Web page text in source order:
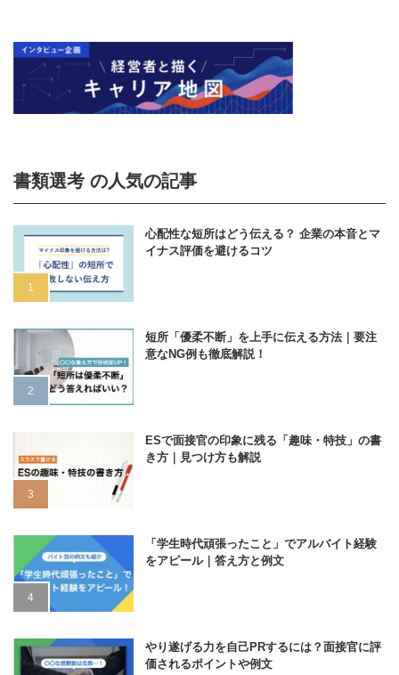
書類選考 の人気の記事
心配性な短所はどう伝える？ 企業の本音とマ
イナス評価を避けるコツ
短所「優柔不断」を上手に伝える方法｜要注
意なNG例も徹底解説！
ESで面接官の印象に残る「趣味・特技」の書
き方｜見つけ方も解説
「学生時代頑張ったこと」でアルバイト経験
をアピール｜答え方と例文
やり遂げる力を自己PRするには？面接官に評
価されるポイントや例文